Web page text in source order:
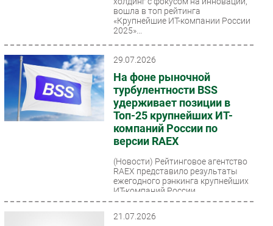
вошла в топ рейтинга
«Крупнейшие ИТ-компании России
2025»...
29.07.2026
На фоне рыночной
турбулентности BSS
удерживает позиции в
Топ-25 крупнейших ИТ-
компаний России по
версии RAEX
(Новости) Рейтинговое агентство
RAEX представило результаты
ежегодного рэнкинга крупнейших
ИТ-компаний России,
зафиксировав первое за 12 лет...
21.07.2026